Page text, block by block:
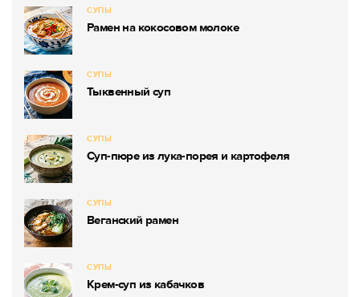
СУПЫ
Рамен на кокосовом молоке
СУПЫ
Тыквенный суп
СУПЫ
Суп-пюре из лука-порея и картофеля
СУПЫ
Веганский рамен
СУПЫ
Крем-суп из кабачков